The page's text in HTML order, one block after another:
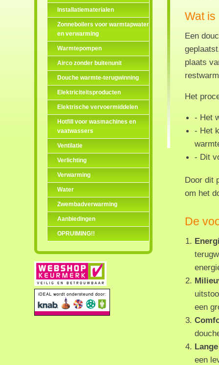
Installatiematerialen
Zonneboilers voor warmtapwater
en verwarming
Warmtepompen
Airco zonder buitenunit
Douche warmte-terugwinning
Elektriciteitsproducten
Elektrische vervoermiddelen
Hotfill voor wasmachines en
vaatwassers
Ventilatie
Verlichting
Verwarming
Water
Zwembadverwarming
Aanbiedingen
OPRUIMING!!
Wat is
Een
plaats
Het
- Het
- Het
- Dit
Door dit
om het
De
een
een